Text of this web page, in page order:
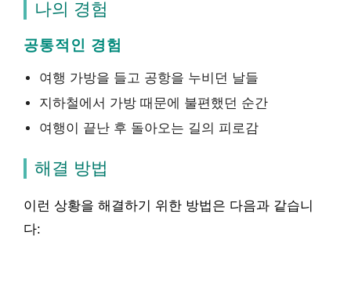
나의 경험
공통적인 경험
여행 가방을 들고 공항을 누비던 날들
지하철에서 가방 때문에 불편했던 순간
여행이 끝난 후 돌아오는 길의 피로감
해결 방법
이런 상황을 해결하기 위한 방법은 다음과 같습니
다: